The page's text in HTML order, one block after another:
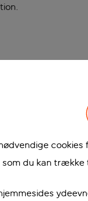
.
cookies
som du kan